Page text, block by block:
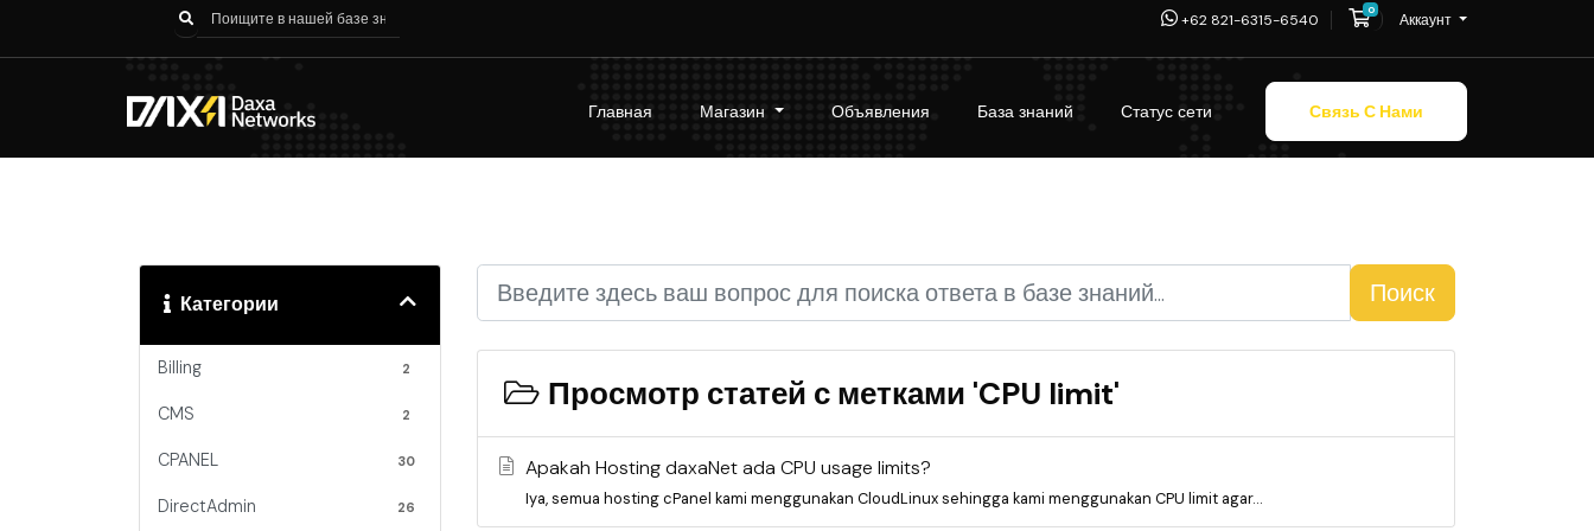
+62 821-6315-6540
0
КорзинаАккаунт
Главная Магазин Объявления База знаний Статус сети Связь С Нами
Категории
Billing 2
CMS 2
CPANEL 30
DirectAdmin 26
Поиск
Просмотр статей с метками 'CPU limit'
Apakah Hosting daxaNet ada CPU usage limits?
Iya, semua hosting cPanel kami menggunakan CloudLinux sehingga kami menggunakan CPU limit agar...